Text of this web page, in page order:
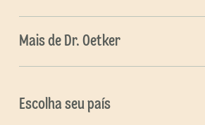
Mais de Dr. Oetker
Escolha seu país